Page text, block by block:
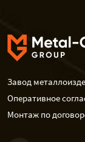
Завод
Оперативное
Монтаж по